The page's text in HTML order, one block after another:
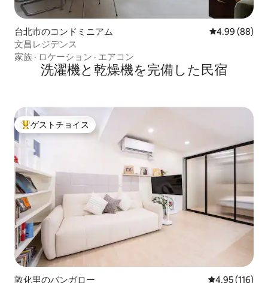
台北市のコンドミニアム レビュー88件
4.99 (88)
文昌レジデンス
家族 · ロケーション · エアコン
洗濯機と乾燥機を完備した民宿
大好評のゲストチョイスです。
ゲストチョイス
敦化里のバンガロー レビュー116
4.95 (116)